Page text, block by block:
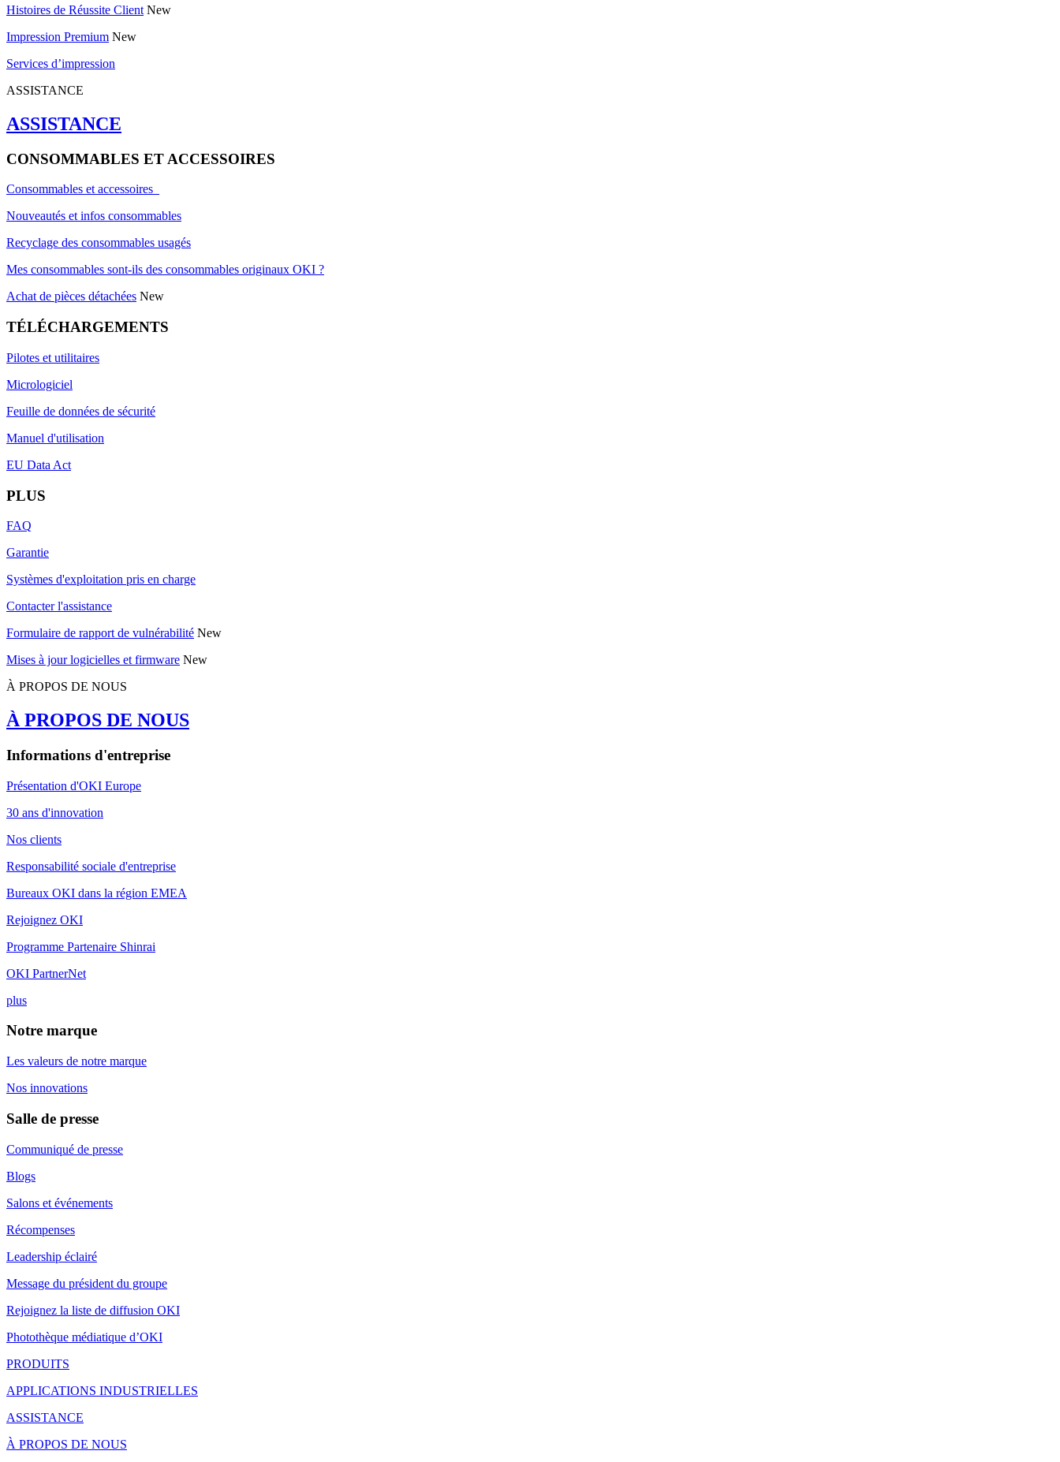
Histoires de Réussite Client New
Impression Premium New
Services d’impression
ASSISTANCE
ASSISTANCE
CONSOMMABLES ET ACCESSOIRES
Consommables et accessoires
Nouveautés et infos consommables
Recyclage des consommables usagés
Mes consommables sont-ils des consommables originaux OKI ?
Achat de pièces détachées New
TÉLÉCHARGEMENTS
Pilotes et utilitaires
Micrologiciel
Feuille de données de sécurité
Manuel d'utilisation
EU Data Act
PLUS
FAQ
Garantie
Systèmes d'exploitation pris en charge
Contacter l'assistance
Formulaire de rapport de vulnérabilité New
Mises à jour logicielles et firmware New
À PROPOS DE NOUS
À PROPOS DE NOUS
Informations d'entreprise
Présentation d'OKI Europe
30 ans d'innovation
Nos clients
Responsabilité sociale d'entreprise
Bureaux OKI dans la région EMEA
Rejoignez OKI
Programme Partenaire Shinrai
OKI PartnerNet
plus
Notre marque
Les valeurs de notre marque
Nos innovations
Salle de presse
Communiqué de presse
Blogs
Salons et événements
Récompenses
Leadership éclairé
Message du président du groupe
Rejoignez la liste de diffusion OKI
Photothèque médiatique d’OKI
PRODUITS
APPLICATIONS INDUSTRIELLES
ASSISTANCE
À PROPOS DE NOUS